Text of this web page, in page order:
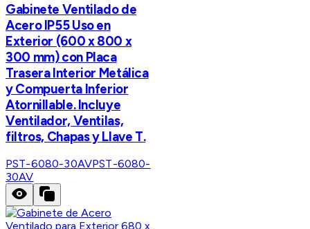
Gabinete Ventilado de
Acero IP55 Uso en
Exterior (600 x 800 x
300 mm) con Placa
Trasera Interior Metálica
y Compuerta Inferior
Atornillable. Incluye
Ventilador, Ventilas,
filtros, Chapas y Llave T.
PST-6080-30AVPST-6080-
30AV